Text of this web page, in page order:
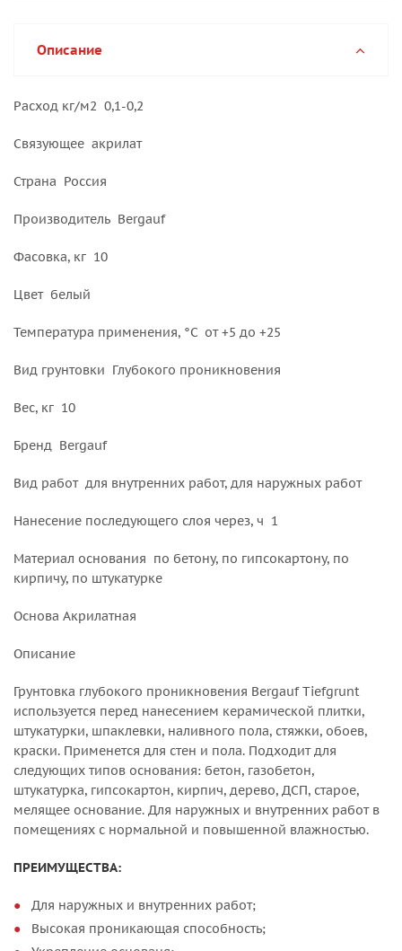
Описание
Расход кг/м2 0,1-0,2
Связующее акрилат
Страна Россия
Производитель Bergauf
Фасовка, кг 10
Цвет белый
Температура применения, °С от +5 до +25
Вид грунтовки Глубокого проникновения
Вес, кг 10
Бренд Bergauf
Вид работ для внутренних работ, для наружных работ
Нанесение последующего слоя через, ч 1
Материал основания по бетону, по гипсокартону, по
кирпичу, по штукатурке
Основа Акрилатная
Описание
Грунтовка глубокого проникновения Bergauf Tiefgrunt
используется перед нанесением керамической плитки,
штукатурки, шпаклевки, наливного пола, стяжки, обоев,
краски. Применется для стен и пола. Подходит для
следующих типов основания: бетон, газобетон,
штукатурка, гипсокартон, кирпич, дерево, ДСП, старое,
мелящее основание. Для наружных и внутренних работ в
помещениях с нормальной и повышенной влажностью.
ПРЕИМУЩЕСТВА:
Для наружных и внутренних работ;
Высокая проникающая способность;